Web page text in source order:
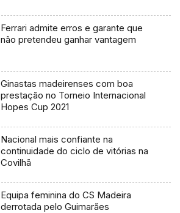
Ferrari admite erros e garante que
não pretendeu ganhar vantagem
Ginastas madeirenses com boa
prestação no Torneio Internacional
Hopes Cup 2021
Nacional mais confiante na
continuidade do ciclo de vitórias na
Covilhã
Equipa feminina do CS Madeira
derrotada pelo Guimarães